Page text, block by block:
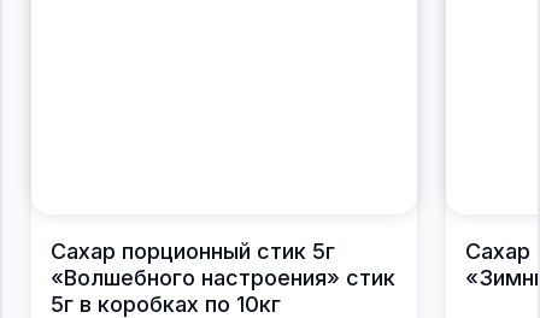
Сахар порционный стик 5г
«Волшебного настроения» стик
5г в коробках по 10кг
Сахар